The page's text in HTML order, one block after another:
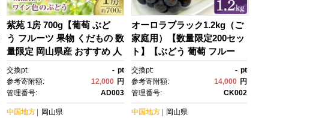
紫苑 1房 700g【葡萄 ぶど
う フルーツ 果物 くだもの 数
量限定 岡山県産 おすすめ 人
気 新鮮】
交換pt: - pt
参考寄附額:
12,000 円
管理番号:
AD003
中国地方 岡山県
オーロラブラック1.2kg（ご
家庭用）【数量限定200セッ
ト】【ぶどう 葡萄 フルー
ツ 果物 おすすめ 人気 岡山
県産 数量限定 新鮮】
交換pt: - pt
参考寄附額:
14,000 円
管理番号:
CK002
中国地方 岡山県